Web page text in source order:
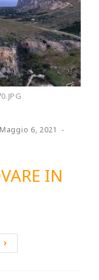
Maggio 6, 2021
IN